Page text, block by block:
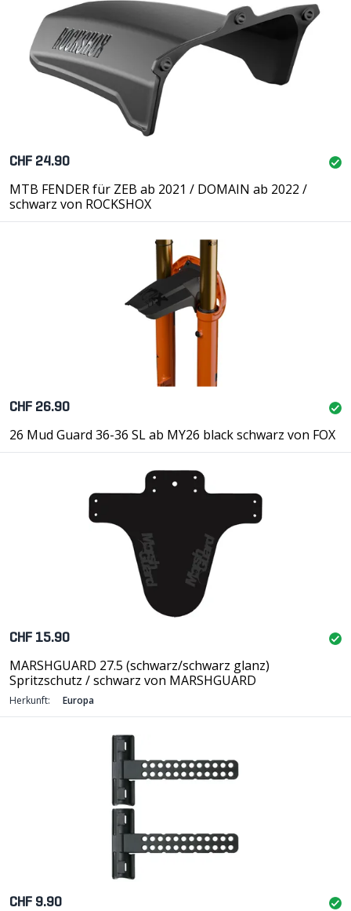
CHF 24.90
MTB FENDER für ZEB ab 2021 / DOMAIN ab 2022 /
schwarz von ROCKSHOX
CHF 26.90
26 Mud Guard 36-36 SL ab MY26 black schwarz von FOX
CHF 15.90
MARSHGUARD 27.5 (schwarz/schwarz glanz)
Spritzschutz / schwarz von MARSHGUARD
Herkunft: Europa
CHF 9.90